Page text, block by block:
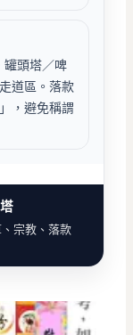
罐頭塔／啤
道區。落款
，避免稱謂
宗教、落款